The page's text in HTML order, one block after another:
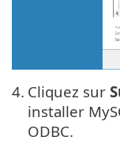
4. Cliquez sur
installer
ODBC.